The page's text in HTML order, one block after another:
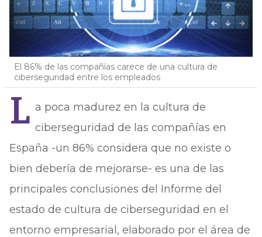
El 86% de las compañías carece de una cultura de
ciberseguridad entre los empleados
L a poca madurez en la cultura de
ciberseguridad de las compañías en
España -un 86% considera que no existe o
bien debería de mejorarse- es una de las
principales conclusiones del Informe del
estado de cultura de ciberseguridad en el
entorno empresarial, elaborado por el área de